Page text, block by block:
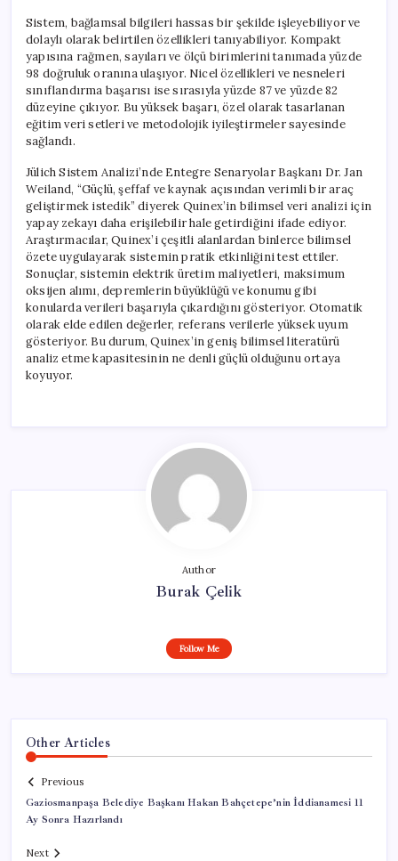
Sistem, bağlamsal bilgileri hassas bir şekilde işleyebiliyor ve
dolaylı olarak belirtilen özellikleri tanıyabiliyor. Kompakt
yapısına rağmen, sayıları ve ölçü birimlerini tanımada yüzde
98 doğruluk oranına ulaşıyor. Nicel özellikleri ve nesneleri
sınıflandırma başarısı ise sırasıyla yüzde 87 ve yüzde 82
düzeyine çıkıyor. Bu yüksek başarı, özel olarak tasarlanan
eğitim veri setleri ve metodolojik iyileştirmeler sayesinde
sağlandı.
Jülich Sistem Analizi’nde Entegre Senaryolar Başkanı Dr. Jan
Weiland, “Güçlü, şeffaf ve kaynak açısından verimli bir araç
geliştirmek istedik” diyerek Quinex’in bilimsel veri analizi için
yapay zekayı daha erişilebilir hale getirdiğini ifade ediyor.
Araştırmacılar, Quinex’i çeşitli alanlardan binlerce bilimsel
özete uygulayarak sistemin pratik etkinliğini test ettiler.
Sonuçlar, sistemin elektrik üretim maliyetleri, maksimum
oksijen alımı, depremlerin büyüklüğü ve konumu gibi
konularda verileri başarıyla çıkardığını gösteriyor. Otomatik
olarak elde edilen değerler, referans verilerle yüksek uyum
gösteriyor. Bu durum, Quinex’in geniş bilimsel literatürü
analiz etme kapasitesinin ne denli güçlü olduğunu ortaya
koyuyor.
Author
Burak Çelik
Follow Me
Other Articles
Previous
Gaziosmanpaşa Belediye Başkanı Hakan Bahçetepe’nin İddianamesi 11
Ay Sonra Hazırlandı
Next